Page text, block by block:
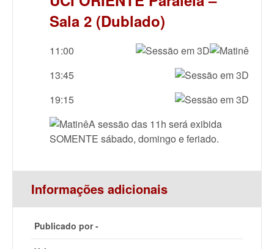
Sala 2 (Dublado)
11:00
13:45
19:15
A sessão das 11h será exibida
SOMENTE sábado, domingo e feriado.
Informações adicionais
Publicado por -